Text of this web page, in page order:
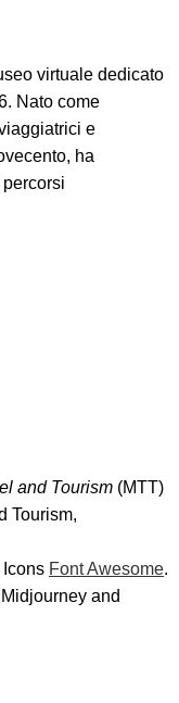
virtuale dedicato
Nato come
e
ha
and Tourism (MTT)
Tourism,
Icons Font Awesome.
and